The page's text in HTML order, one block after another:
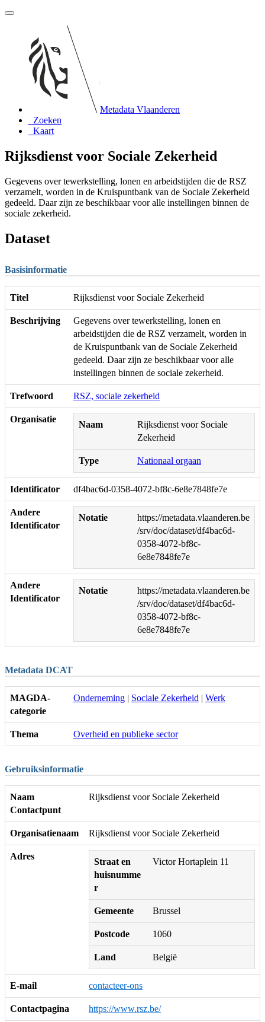
Metadata Vlaanderen
Zoeken
Kaart
Rijksdienst voor Sociale Zekerheid
Gegevens over tewerkstelling, lonen en arbeidstijden die de RSZ
verzamelt, worden in de Kruispuntbank van de Sociale Zekerheid
gedeeld. Daar zijn ze beschikbaar voor alle instellingen binnen de
sociale zekerheid.
Dataset
Basisinformatie
Titel Rijksdienst voor Sociale Zekerheid
Beschrijving
Gegevens over tewerkstelling, lonen en
arbeidstijden die de RSZ verzamelt, worden in
de Kruispuntbank van de Sociale Zekerheid
gedeeld. Daar zijn ze beschikbaar voor alle
instellingen binnen de sociale zekerheid.
Trefwoord RSZ, sociale zekerheid
Organisatie
Naam
Rijksdienst voor Sociale
Zekerheid
Type Nationaal orgaan
Identificator df4bac6d-0358-4072-bf8c-6e8e7848fe7e
Andere
Identificator
Notatie
https://metadata.vlaanderen.be
/srv/doc/dataset/df4bac6d-
0358-4072-bf8c-
6e8e7848fe7e
Andere
Identificator
Notatie
https://metadata.vlaanderen.be
/srv/doc/dataset/df4bac6d-
0358-4072-bf8c-
6e8e7848fe7e
Metadata DCAT
MAGDA-
categorie
Onderneming | Sociale Zekerheid | Werk
Thema Overheid en publieke sector
Gebruiksinformatie
Naam
Contactpunt
Rijksdienst voor Sociale Zekerheid
Organisatienaam Rijksdienst voor Sociale Zekerheid
Adres
Straat en
huisnumme
r
Victor Hortaplein 11
Gemeente Brussel
Postcode 1060
Land België
E-mail contacteer-ons
Contactpagina https://www.rsz.be/